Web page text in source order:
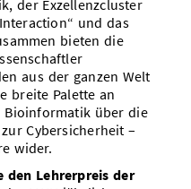
der Exzellenzcluster
und das
bieten die
aus der ganzen Welt
breite Palette an
Bioinformatik über die
Cybersicherheit –
wider.
Lehrerpreis der